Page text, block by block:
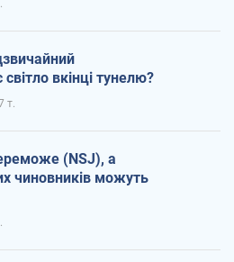
вкінці тунелю?
т.
(NSJ), а
чиновників можуть